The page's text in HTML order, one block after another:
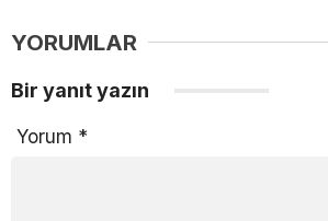
YORUMLAR
Bir yanıt yazın
Yorum *